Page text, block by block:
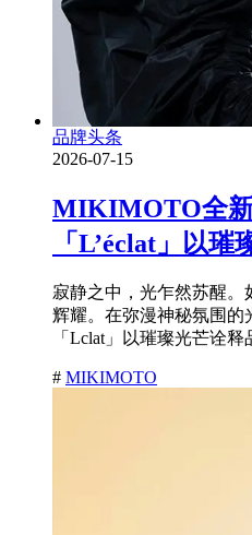
品牌头条
2026-07-15
MIKIMOTO全
「L’éclat」以
寂静之中，光乍然苏醒。
辉耀。在弥漫神秘氛围的
「Lclat」以璀璨光芒诠释
# MIKIMOTO